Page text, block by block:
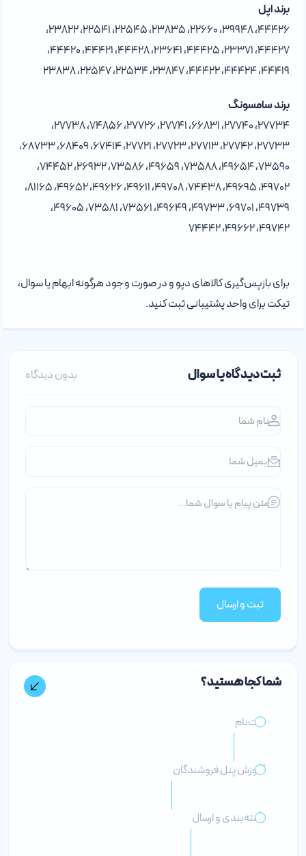
برند اپل
44426، 39948، 22660، 23835، 22545، 22541، 23822،
44427، 23371، 44425، 23641، 44428، 44421، 44420،
44419، 44424، 44422، 23847، 22534، 22547، 23838
برند سامسونگ
27734، 27740، 66831، 27741، 27726، 74856، 27738،
27733، 27742، 27713، 27723، 27721، 67414، 68409، 68733،
73590، 49654، 73588، 49659، 73586، 26932، 74452،
49702، 49695، 74438، 49708، 49611، 49626، 49652، 81165،
49739، 69701، 49733، 49649، 73561، 73581، 49605،
49742، 49662، 74442
برای بازپس‌گیری کالاهای دپو و در صورت وجود هرگونه ابهام یا سوال،
تیکت برای واحد پشتیبانی ثبت کنید.
ثبت دیدگاه یا سوال بدون دیدگاه
ثبت و ارسال
شما کجا هستید؟
ثبت‌نام
آموزش پنل فروشندگان
بسته‌بندی و ارسال